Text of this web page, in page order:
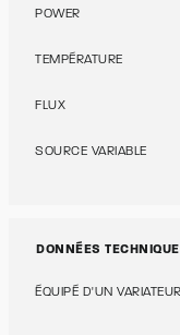
POWER
TEMPÉRATURE
FLUX
SOURCE VARIABLE
DONNÉES
ÉQUIPÉ D'UN VARIATEUR